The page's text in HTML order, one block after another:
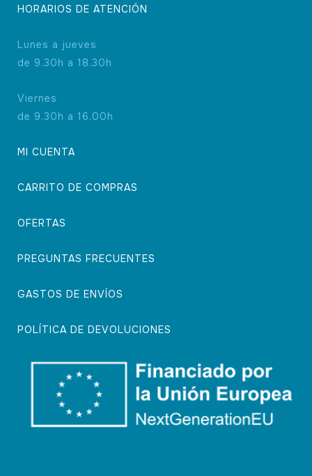
HORARIOS DE ATENCIÓN
Lunes a jueves
de 9.30h a 18.30h
Viernes
de 9.30h a 16.00h
MI CUENTA
CARRITO DE COMPRAS
OFERTAS
PREGUNTAS FRECUENTES
GASTOS DE ENVÍOS
POLÍTICA DE DEVOLUCIONES